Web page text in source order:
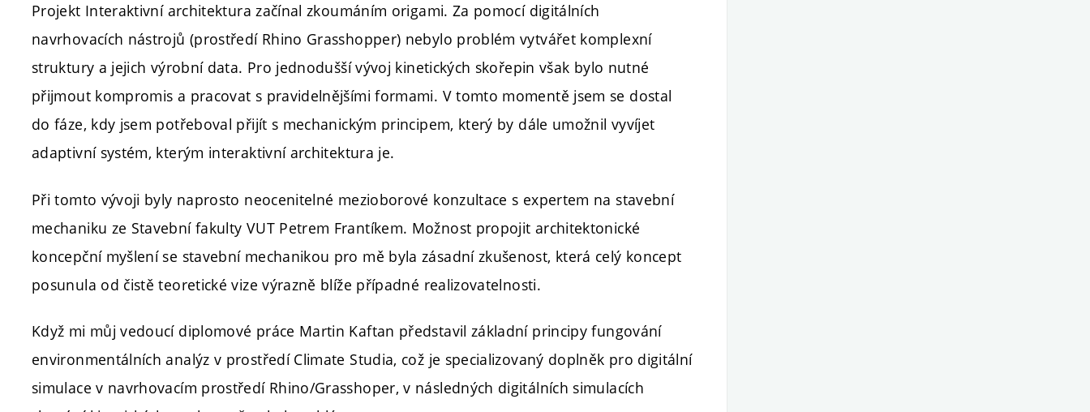
Projekt Interaktivní architektura začínal zkoumáním origami. Za pomocí digitálních
navrhovacích nástrojů (prostředí Rhino Grasshopper) nebylo problém vytvářet komplexní
struktury a jejich výrobní data. Pro jednodušší vývoj kinetických skořepin však bylo nutné
přijmout kompromis a pracovat s pravidelnějšími formami. V tomto momentě jsem se dostal
do fáze, kdy jsem potřeboval přijít s mechanickým principem, který by dále umožnil vyvíjet
adaptivní systém, kterým interaktivní architektura je.
Při tomto vývoji byly naprosto neocenitelné mezioborové konzultace s expertem na stavební
mechaniku ze Stavební fakulty VUT Petrem Frantíkem. Možnost propojit architektonické
koncepční myšlení se stavební mechanikou pro mě byla zásadní zkušenost, která celý koncept
posunula od čistě teoretické vize výrazně blíže případné realizovatelnosti.
Když mi můj vedoucí diplomové práce Martin Kaftan představil základní principy fungování
environmentálních analýz v prostředí Climate Studia, což je specializovaný doplněk pro digitální
simulace v navrhovacím prostředí Rhino/Grasshoper, v následných digitálních simulacích